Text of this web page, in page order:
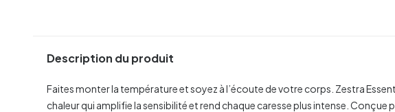
Description du produit
Faites monter la température et soyez à l’écoute de votre corps. Zestra
chaleur qui amplifie la sensibilité et rend chaque caresse plus intense. Conçue